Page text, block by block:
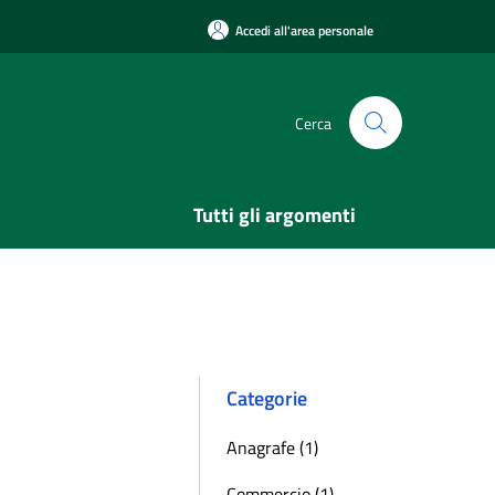
Accedi all'area personale
Cerca
Tutti gli argomenti
Categorie
Anagrafe (1)